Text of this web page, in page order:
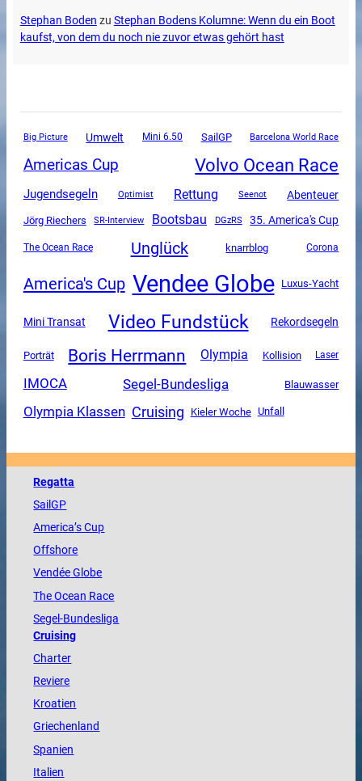
Stephan Boden zu Stephan Bodens Kolumne: Wenn du ein Boot
kaufst, von dem du noch nie zuvor etwas gehört hast
Big Picture Umwelt Mini 6.50 SailGP Barcelona World Race
Americas Cup Volvo Ocean Race
Jugendsegeln Optimist Rettung Seenot Abenteuer
Jörg Riechers SR-Interview Bootsbau DGzRS 35. America's Cup
The Ocean Race Unglück knarrblog Corona
America's Cup Vendee Globe Luxus-Yacht
Mini Transat Video Fundstück Rekordsegeln
Porträt Boris Herrmann Olympia Kollision Laser
IMOCA Segel-Bundesliga Blauwasser
Olympia Klassen Cruising Kieler Woche Unfall
Regatta
SailGP
America’s Cup
Offshore
VendéeGlobe
TheOcean Race
Segel-Bundesliga
Cruising
Charter
Reviere
Kroatien
Griechenland
Spanien
Italien